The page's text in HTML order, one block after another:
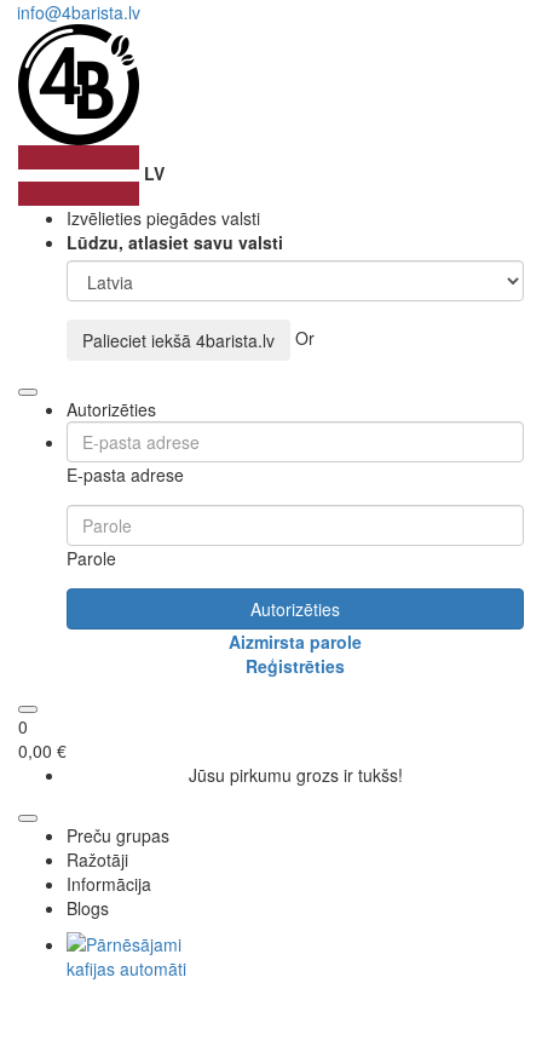
info@4barista.lv
LV
Izvēlieties piegādes valsti
Lūdzu, atlasiet savu valsti
Palieciet iekšā 4barista.lv Or
Autorizēties
E-pasta adrese
Parole
Autorizēties
Aizmirsta parole
Reģistrēties
0
0,00 €
Jūsu pirkumu grozs ir tukšs!
Preču grupas
Ražotāji
Informācija
Blogs